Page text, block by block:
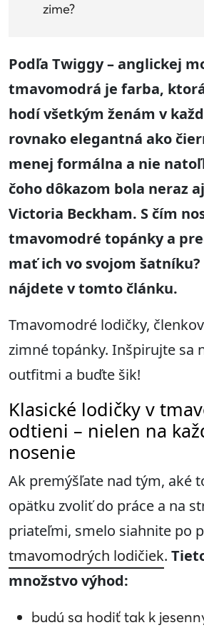
zime?
Podľa Twiggy – anglickej
tmavomodrá je farba,
hodí všetkým ženám v
rovnako elegantná ako
menej formálna a nie
čoho dôkazom bola neraz
Victoria Beckham. S čím
tmavomodré topánky a
mať ich vo svojom šatníku?
nájdete v tomto článku.
Tmavomodré lodičky,
zimné topánky. Inšpirujte sa
outfitmi a buďte šik!
Klasické lodičky v
odtieni – nielen na
nosenie
Ak premýšľate nad tým, aké
opätku zvoliť do práce a na
priateľmi, smelo siahnite po
tmavomodrých lodičiek.
množstvo výhod:
budú sa hodiť tak k